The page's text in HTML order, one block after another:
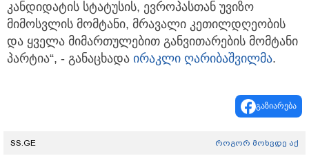
კანდიდატის სტატუსის, ევროპასთან უვიზო
მიმოსვლის მომტანი, მრავალი კეთილდღეობის
და ყველა მიმართულებით განვითარების მომტანი
პარტია“, - განაცხადა ირაკლი ღარიბაშვილმა.
გაზიარება
SS.GE როგორ მოხვდე აქ